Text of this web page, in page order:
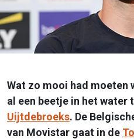
Wat zo mooi had moeten
al een beetje in het water
Uijtdebroeks. De
van Movistar gaat in de